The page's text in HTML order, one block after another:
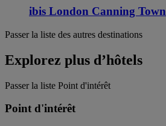
ibis London Canning Town
Passer la liste des autres destinations
Explorez plus d’hôtels
Passer la liste Point d'intérêt
Point d'intérêt